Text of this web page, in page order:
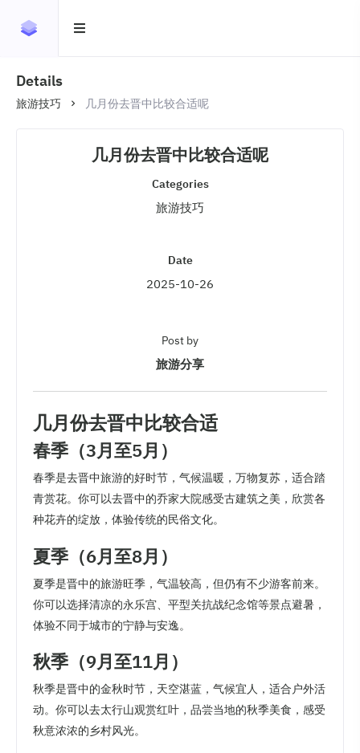
Details
旅游技巧 几月份去晋中比较合适呢
几月份去晋中比较合适呢
Categories
旅游技巧
Date
2025-10-26
Post by
旅游分享
几月份去晋中比较合适
春季（3月至5月）
春季是去晋中旅游的好时节，气候温暖，万物复苏，适合踏
青赏花。你可以去晋中的乔家大院感受古建筑之美，欣赏各
种花卉的绽放，体验传统的民俗文化。
夏季（6月至8月）
夏季是晋中的旅游旺季，气温较高，但仍有不少游客前来。
你可以选择清凉的永乐宫、平型关抗战纪念馆等景点避暑，
体验不同于城市的宁静与安逸。
秋季（9月至11月）
秋季是晋中的金秋时节，天空湛蓝，气候宜人，适合户外活
动。你可以去太行山观赏红叶，品尝当地的秋季美食，感受
秋意浓浓的乡村风光。